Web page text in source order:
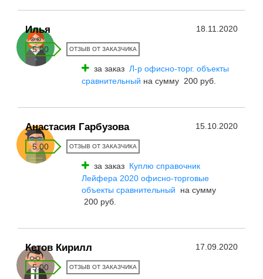
Илья 18.11.2020
5.00 ОТЗЫВ ОТ ЗАКАЗЧИКА
за заказ Л-р офисно-торг. объекты
сравнительный на сумму 200 руб.
Анастасия Гарбузова 15.10.2020
5.00 ОТЗЫВ ОТ ЗАКАЗЧИКА
за заказ Куплю справочник
Лейфера 2020 офисно-торговые
объекты сравнительный
на сумму
200 руб.
Кетов Кирилл 17.09.2020
5.00 ОТЗЫВ ОТ ЗАКАЗЧИКА